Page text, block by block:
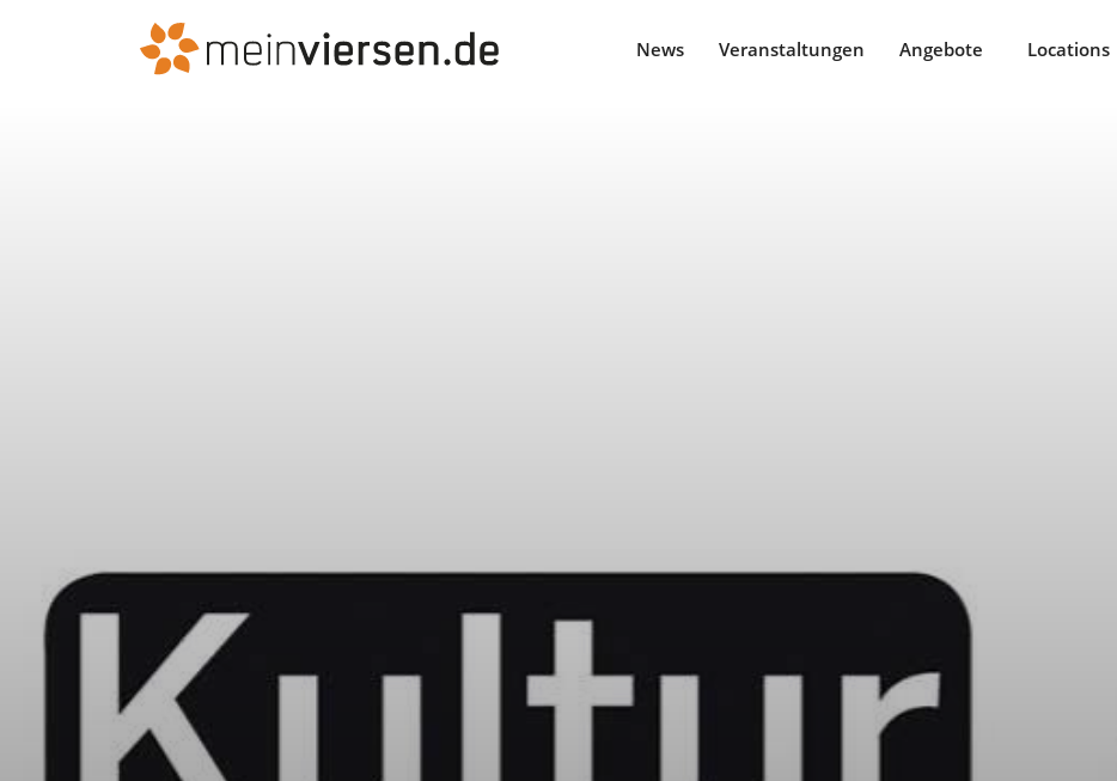
News Veranstaltungen Angebote Locations